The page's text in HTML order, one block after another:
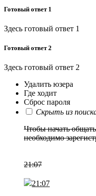
Готовый ответ 1
Здесь готовый ответ 1
Готовый ответ 2
Здесь готовый ответ 2
Удалить юзера
Где ходит
Сброс пароля
Скрыть из
Чтобы начать
необходимо
21:07
21:07